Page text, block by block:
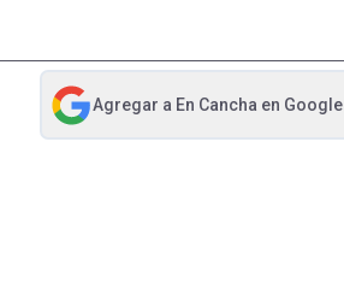
Agregar a En Cancha en Google
abre en nueva pestaña